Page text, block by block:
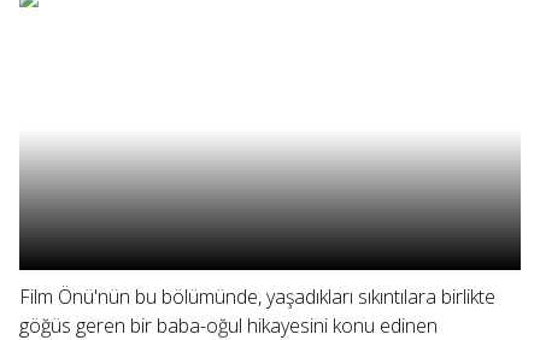
Film Önü'nün bu bölümünde, yaşadıkları sıkıntılara birlikte
göğüs geren bir baba-oğul hikayesini konu edinen